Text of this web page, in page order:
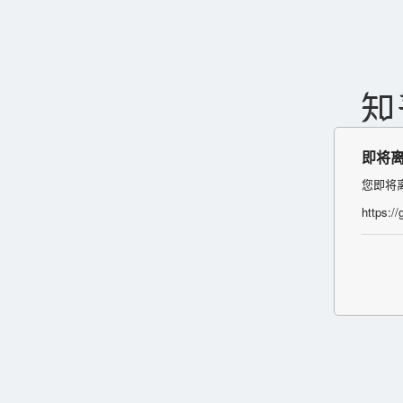
即将
您即将
https://